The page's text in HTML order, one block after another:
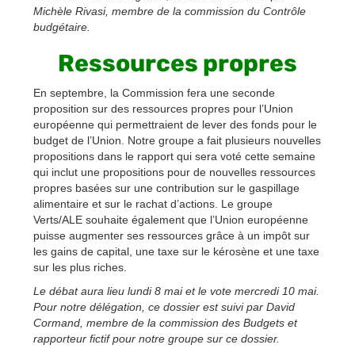
Michèle Rivasi, membre de la commission du Contrôle
budgétaire.
Ressources propres
En septembre, la Commission fera une seconde
proposition sur des ressources propres pour l’Union
européenne qui permettraient de lever des fonds pour le
budget de l’Union. Notre groupe a fait plusieurs nouvelles
propositions dans le rapport qui sera voté cette semaine
qui inclut une propositions pour de nouvelles ressources
propres basées sur une contribution sur le gaspillage
alimentaire et sur le rachat d’actions. Le groupe
Verts/ALE souhaite également que l’Union européenne
puisse augmenter ses ressources grâce à un impôt sur
les gains de capital, une taxe sur le kérosène et une taxe
sur les plus riches.
Le débat aura lieu lundi 8 mai et le vote mercredi 10 mai.
Pour notre délégation, ce dossier est suivi par David
Cormand, membre de la commission des Budgets et
rapporteur fictif pour notre groupe sur ce dossier.